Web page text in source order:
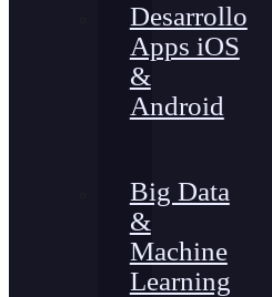
Desarrollo
Apps iOS
&
Android
Big Data
&
Machine
Learning